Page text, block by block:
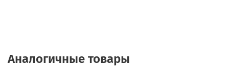
Аналогичные товары